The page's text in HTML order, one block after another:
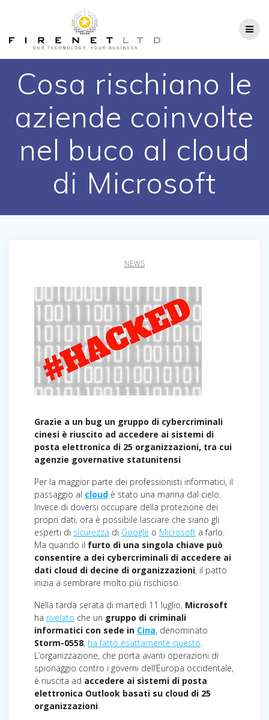
Cosa rischiano le
aziende coinvolte
nel buco al cloud
di Microsoft
NEWS
Grazie a un bug un gruppo di cybercriminali
cinesi è riuscito ad accedere ai sistemi di
posta elettronica di 25 organizzazioni, tra cui
agenzie governative statunitensi
Per la maggior parte dei professionisti informatici, il
passaggio al cloud è stato una manna dal cielo.
Invece di doversi occupare della protezione dei
propri dati, ora è possibile lasciare che siano gli
esperti di sicurezza di Google o Microsoft a farlo.
Ma quando il furto di una singola chiave può
consentire a dei cybercriminali di accedere ai
dati cloud di decine di organizzazioni, il patto
inizia a sembrare molto più rischioso.
Nella tarda serata di martedì 11 luglio, Microsoft
ha rivelato che un gruppo di criminali
informatici con sede in Cina, denominato
Storm-0558, ha fatto esattamente questo.
L’organizzazione, che porta avanti operazioni di
spionaggio contro i governi dell’Europa occidentale,
è riuscita ad accedere ai sistemi di posta
elettronica Outlook basati su cloud di 25
organizzazioni.